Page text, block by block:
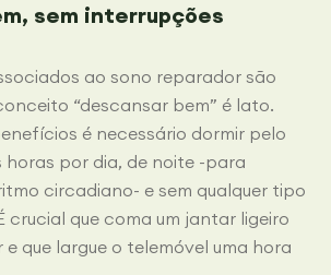
sem interrupções
ao sono reparador são
“descansar bem” é lato.
é necessário dormir pelo
horas por dia, de noite -para
circadiano- e sem qualquer tipo
crucial que coma um jantar ligeiro
que largue o telemóvel uma hora